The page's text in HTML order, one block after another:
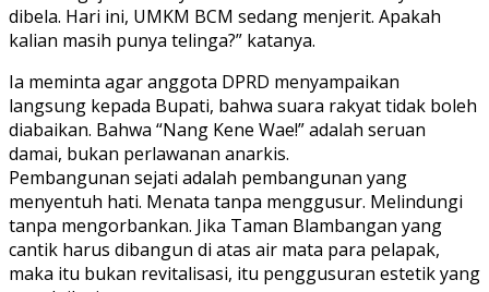
dibela. Hari ini, UMKM BCM sedang menjerit. Apakah
kalian masih punya telinga?” katanya.
Ia meminta agar anggota DPRD menyampaikan
langsung kepada Bupati, bahwa suara rakyat tidak boleh
diabaikan. Bahwa “Nang Kene Wae!” adalah seruan
damai, bukan perlawanan anarkis.
Pembangunan sejati adalah pembangunan yang
menyentuh hati. Menata tanpa menggusur. Melindungi
tanpa mengorbankan. Jika Taman Blambangan yang
cantik harus dibangun di atas air mata para pelapak,
maka itu bukan revitalisasi, itu penggusuran estetik yang